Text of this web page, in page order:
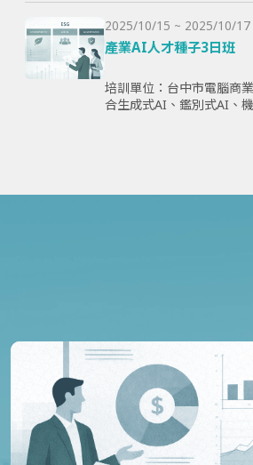
力。
2025/10/15 ~ 2025/10/17
產業AI人才種子3日班
培訓單位：台中市電腦商
合生成式AI、鑑別式AI、